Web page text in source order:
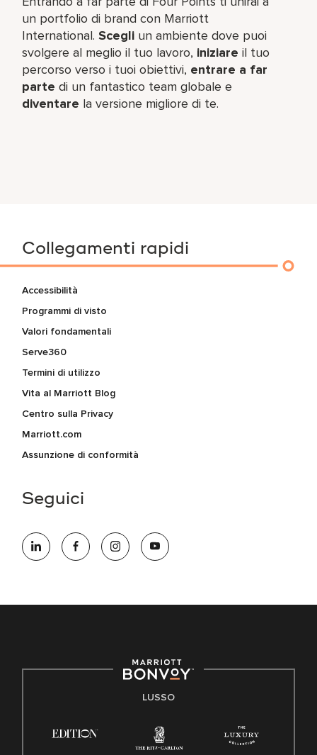
un portfolio di brand con Marriott
International.Scegli un ambiente dove puoi
svolgere al meglio il tuo lavoro,​ iniziare il tuo
percorso verso i tuoi obiettivi, entrare a far
parte di un fantastico team​ globale e
diventare la versione migliore di te.
Collegamenti rapidi
Accessibilità
Programmi di visto
Valori fondamentali
Serve360
Termini di utilizzo
Vita al Marriott Blog
Centro sulla Privacy
Marriott.com
Assunzione di conformità
Seguici
LUSSO